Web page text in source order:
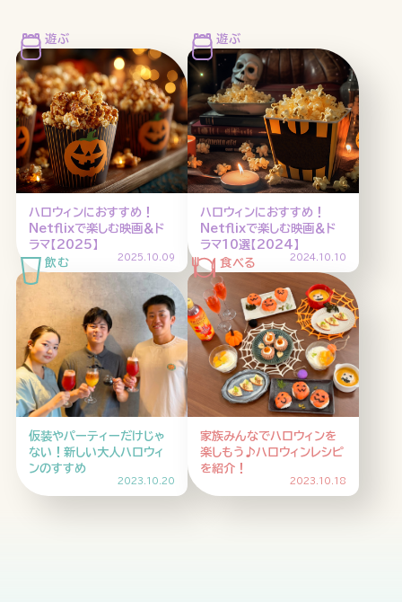
特集記事 連載 アサヒの人 歴史
夏のビール特集2025 ビール
お酒との付き合い方 ウイスキー
大阪・関西万博 浅草特集2025
おでかけ 池波正太郎 浅草 レシピ
みんなで乾杯 アサヒのひと図鑑
特別なおやつ時間 エノテカ ノンアル
HOME ABOUT ARTICLE
ハロウィンにおすすめ！
Netflixで楽しむ映画＆ド
ラマ【2025】
2025.10.09
ハロウィンにおすすめ！
Netflixで楽しむ映画＆ド
ラマ10選【2024】
2024.10.10
仮装やパーティーだけじゃ
ない！新しい大人ハロウィ
ンのすすめ
2023.10.20
家族みんなでハロウィンを
楽しもう♪ハロウィンレシピ
を紹介！
2023.10.18